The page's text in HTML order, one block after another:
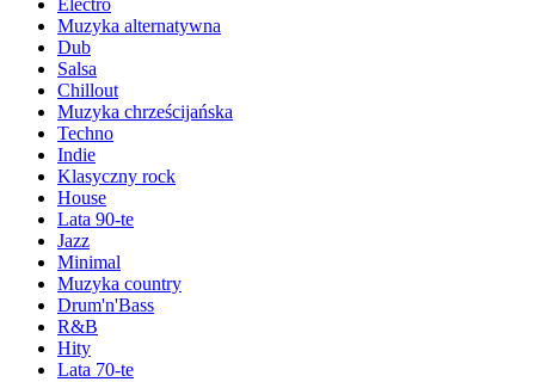
Electro
Muzyka alternatywna
Dub
Salsa
Chillout
Muzyka chrześcijańska
Techno
Indie
Klasyczny rock
House
Lata 90-te
Jazz
Minimal
Muzyka country
Drum'n'Bass
R&B
Hity
Lata 70-te